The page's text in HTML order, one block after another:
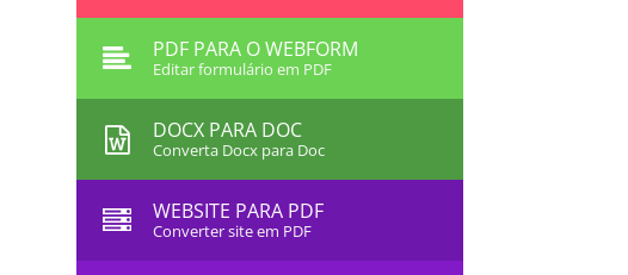
PDF PARA O WEBFORM
Editar formulário em PDF
DOCX PARA DOC
Converta Docx para Doc
WEBSITE PARA PDF
Converter site em PDF